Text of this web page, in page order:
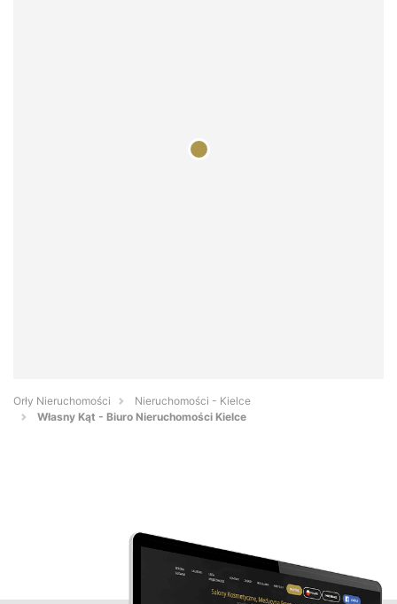
Orły Nieruchomości
Nieruchomości - Kielce
Własny Kąt - Biuro Nieruchomości Kielce